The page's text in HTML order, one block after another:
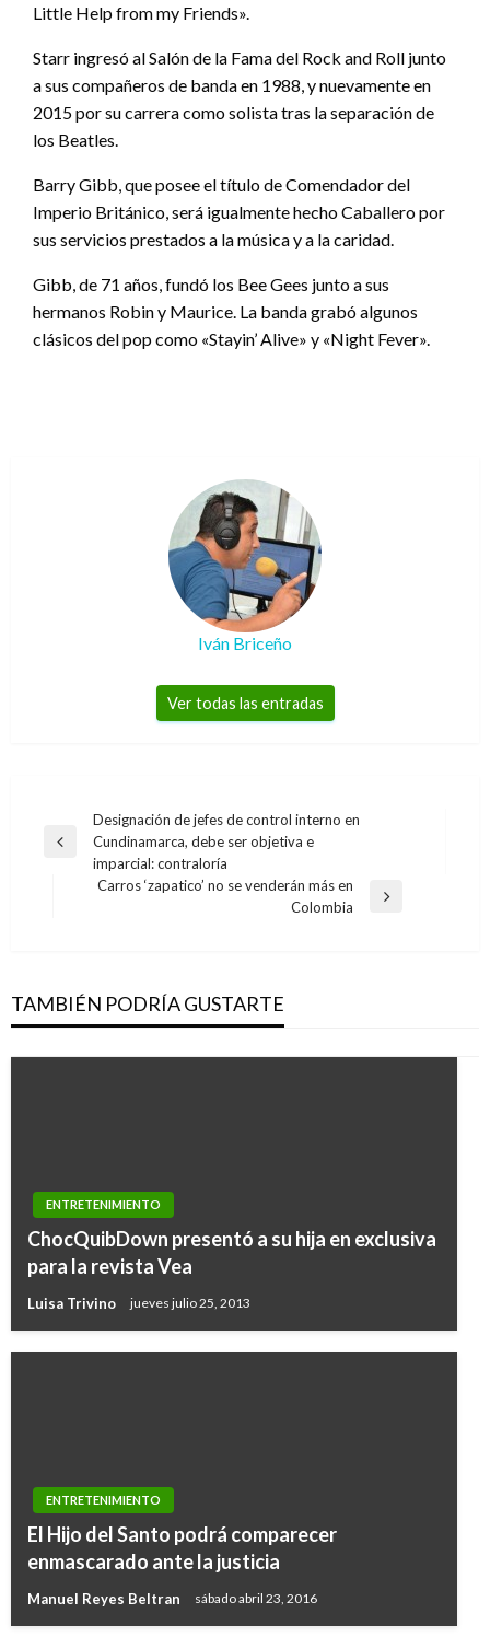
Little Help from my Friends».
Starr ingresó al Salón de la Fama del Rock and Roll junto
a sus compañeros de banda en 1988, y nuevamente en
2015 por su carrera como solista tras la separación de
los Beatles.
Barry Gibb, que posee el título de Comendador del
Imperio Británico, será igualmente hecho Caballero por
sus servicios prestados a la música y a la caridad.
Gibb, de 71 años, fundó los Bee Gees junto a sus
hermanos Robin y Maurice. La banda grabó algunos
clásicos del pop como «Stayin’ Alive» y «Night Fever».
Iván Briceño
Ver todas las entradas
Navegación
de
entradas
Entrada
anterior
Designación de jefes de control interno en
Cundinamarca, debe ser objetiva e
imparcial: contraloría
Carros ‘zapatico’ no se venderán más en
Colombia
TAMBIÉN PODRÍA GUSTARTE
ENTRETENIMIENTO
ChocQuibDown presentó a su hija en exclusiva
para la revista Vea
Luisa Trivino jueves julio 25, 2013
ENTRETENIMIENTO
El Hijo del Santo podrá comparecer
enmascarado ante la justicia
Manuel Reyes Beltran sábado abril 23, 2016